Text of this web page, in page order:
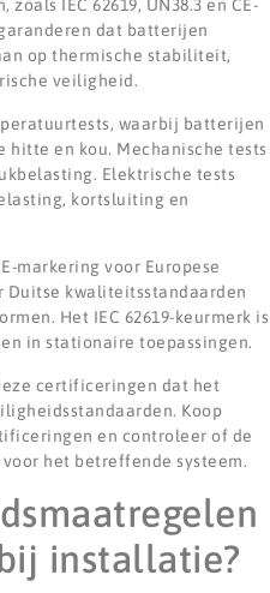
IEC 62619, UN38.3 en CE-
dat batterijen
op thermische stabiliteit,
veiligheid.
waarbij batterijen
en kou. Mechanische tests
Elektrische tests
kortsluiting en
markering voor Europese
kwaliteitsstandaarden
Het IEC 62619-keurmerk is
in stationaire toepassingen.
certificeringen dat het
Koop
en controleer of de
het betreffende systeem.
installatie?